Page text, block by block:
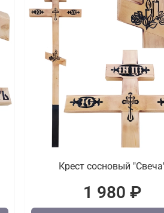
Крест сосновый
1 980 ₽